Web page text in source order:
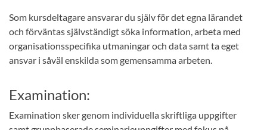
Som kursdeltagare ansvarar du själv för det egna lärandet
och förväntas självständigt söka information, arbeta med
organisationsspecifika utmaningar och data samt ta eget
ansvar i såväl enskilda som gemensamma arbeten.
Examination:
Examination sker genom individuella skriftliga uppgifter